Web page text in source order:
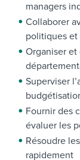
managers
Collaborer
politiques et
Organiser
Superviser
Fournir des
évaluer les
Résoudre
rapidement